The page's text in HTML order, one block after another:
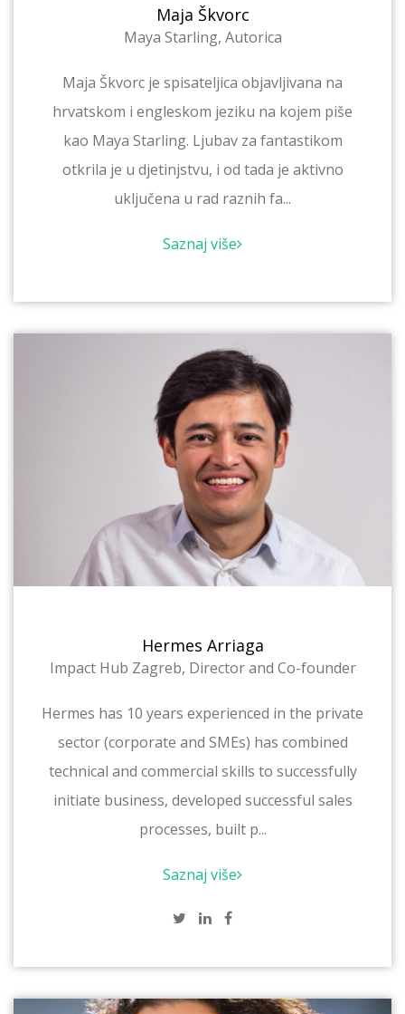
Maja Škvorc
Maya Starling, Autorica
Maja Škvorc je spisateljica objavljivana na
hrvatskom i engleskom jeziku na kojem piše
kao Maya Starling. Ljubav za fantastikom
otkrila je u djetinjstvu, i od tada je aktivno
uključena u rad raznih fa...
Saznaj više
Hermes Arriaga
Impact Hub Zagreb, Director and Co-founder
Hermes has 10 years experienced in the private
sector (corporate and SMEs) has combined
technical and commercial skills to successfully
initiate business, developed successful sales
processes, built p...
Saznaj više